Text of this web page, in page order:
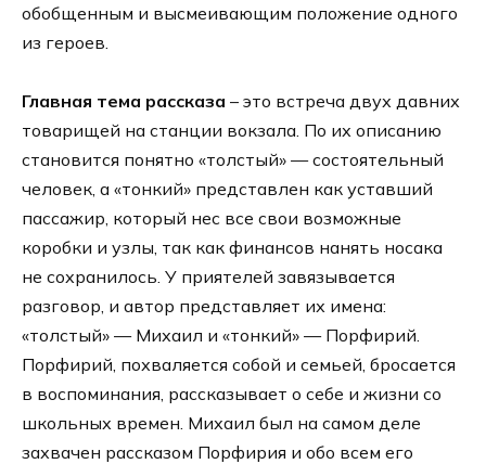
обобщенным и высмеивающим положение одного
из героев.
Главная тема рассказа – это встреча двух давних
товарищей на станции вокзала. По их описанию
становится понятно «толстый» — состоятельный
человек, а «тонкий» представлен как уставший
пассажир, который нес все свои возможные
коробки и узлы, так как финансов нанять носака
не сохранилось. У приятелей завязывается
разговор, и автор представляет их имена:
«толстый» — Михаил и «тонкий» — Порфирий.
Порфирий, похваляется собой и семьей, бросается
в воспоминания, рассказывает о себе и жизни со
школьных времен. Михаил был на самом деле
захвачен рассказом Порфирия и обо всем его